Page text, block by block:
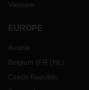
Vietnam
EUROPE
Austria
Belgium (FR NL )
Czech Republic